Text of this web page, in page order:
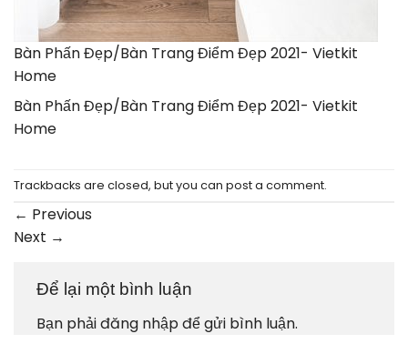
Bàn Phấn Đẹp/Bàn Trang Điểm Đẹp 2021- Vietkit
Home
Bàn Phấn Đẹp/Bàn Trang Điểm Đẹp 2021- Vietkit
Home
Trackbacks are closed, but you can post a comment.
← Previous
Next →
Để lại một bình luận
Bạn phảiđăng nhậpđể gửi bình luận.